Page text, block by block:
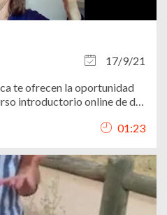
17/9/21
te ofrecen la oportunidad
introductorio online de de
01:23